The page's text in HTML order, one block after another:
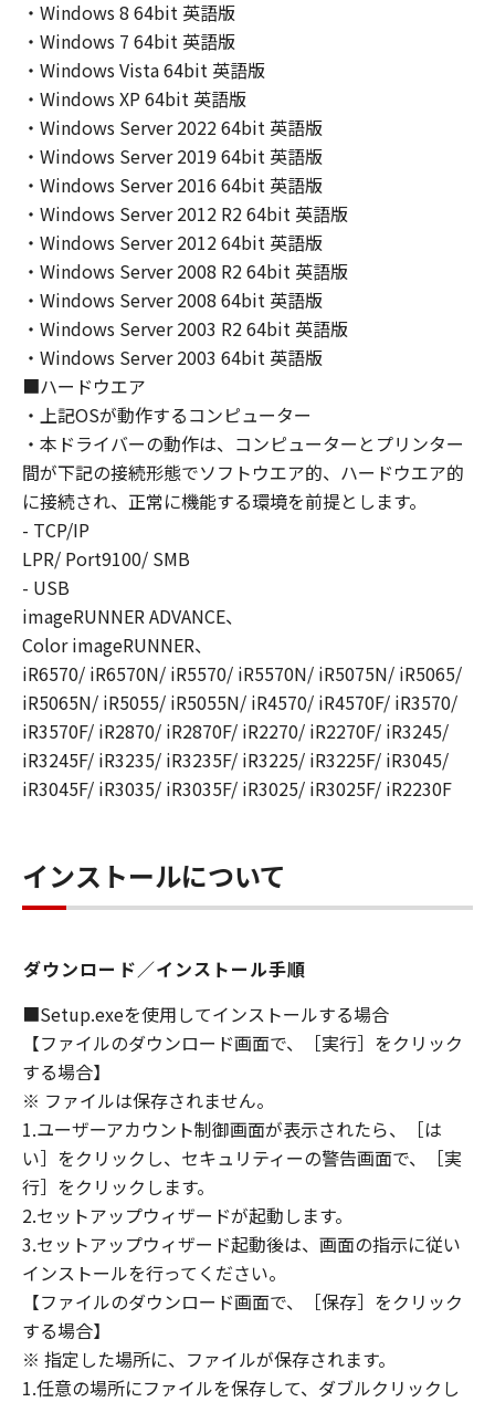
PERFORMANCE OF THE SOFTWARE IS WITH
YOU. SHOULD THE SOFTWARE PROVE
DEFECTIVE, YOU ASSUME THE ENTIRE COST
OF ALL NECESSARY SERVICING, REPAIR OR
CORRECTION. SOME STATES OR LEGAL
JURISDICTIONS DO NOT ALLOW THE
EXCLUSION OF IMPLIED WARRANTIES, SO
THE ABOVE EXCLUSION MAY NOT APPLY TO
YOU.
THIS WARRANTY GIVES YOU SPECIFIC LEGAL
RIGHTS AND YOU MAY ALSO HAVE OTHER
RIGHTS WHICH VARY FROM STATE TO STATE
OR JURISDICTION TO JURISDICTION.
NEITHER CANON, CANON'S SUBSIDIARIES OR
AFFILIATES, THEIR DISTRIBUTORS, OR
DEALERS NOR CANON'S LICENSORS
WARRANT THAT THE FUNCTIONS
CONTAINED IN THE SOFTWARE WILL MEET
YOUR REQUIREMENTS OR THAT THE
OPERATION OF THE SOFTWARE WILL BE
UNINTERRUPTED OR ERROR FREE.
[NO LIABILITY FOR DAMAGES] IN NO EVENT
SHALL EITHER CANON, CANON'S
SUBSIDIARIES OR AFFILIATES, THEIR
DISTRIBUTORS DEALERS OR CANON'S
LICENSORS BE LIABLE FOR ANY DAMAGES
WHATSOEVER (INCLUDING WITHOUT
LIMITATION, LOSS OF BUSINESS PROFITS,
LOSS OF BUSINESS INFORMATION, LOSS OF
BUSINESS INTERRUPTION OR OTHER
THE SOFTWARE, USE THEREOF OR INABILITY
TO USE THE SOFTWARE EVEN IF EITHER
AFFILIATES, THEIR DISTRIBUTORS, DEALERS
OR CANON'S LICENSORS HAVE BEEN ADVISED
OF THE POSSIBILITY OF SUCH DAMAGES.
SOME STATES OR LEGAL JURISDICTIONS DO
NOT ALLOW THE LIMITATION OR EXCLUSION
OF LIABILITY FOR INCIDENTAL OR
CONSEQUENTIAL DAMAGES, OR PERSONAL
INJURY OR DEATH RESULTING FROM
NEGLIGENCE ON THE PART OF THE SELLER,
SO THE ABOVE LIMITATION OR EXCLUSION
MAY NOT APPLY TO YOU.
[RELEASE OF LIABILITY] TO THE FULL
EXTENT PERMITTED BY APPLICABLE LAW,
YOU HEREBY RELEASE CANON, CANON'S
SUBSIDIARIES AND AFFILIATES, THEIR
DISTRIBUTORS, DEALERS AND CANON'S
LICENSORS FROM ANY AND ALL LIABILITY
・Windows 8 64bit 英語版
・Windows 7 64bit 英語版
・Windows Vista 64bit 英語版
・Windows XP 64bit 英語版
・Windows Server 2022 64bit 英語版
・Windows Server 2019 64bit 英語版
・Windows Server 2016 64bit 英語版
・Windows Server 2012 R2 64bit 英語版
・Windows Server 2012 64bit 英語版
・Windows Server 2008 R2 64bit 英語版
・Windows Server 2008 64bit 英語版
・Windows Server 2003 R2 64bit 英語版
・Windows Server 2003 64bit 英語版
■ハードウエア
・上記OSが動作するコンピューター
・本ドライバーの動作は、コンピューターとプリンター
間が下記の接続形態でソフトウエア的、ハードウエア的
に接続され、正常に機能する環境を前提とします。
- TCP/IP
LPR/ Port9100/ SMB
- USB
imageRUNNER ADVANCE、
Color imageRUNNER、
iR6570/ iR6570N/ iR5570/ iR5570N/ iR5075N/ iR5065/
iR5065N/ iR5055/ iR5055N/ iR4570/ iR4570F/ iR3570/
iR3570F/ iR2870/ iR2870F/ iR2270/ iR2270F/ iR3245/
iR3245F/ iR3235/ iR3235F/ iR3225/ iR3225F/ iR3045/
iR3045F/ iR3035/ iR3035F/ iR3025/ iR3025F/ iR2230F
インストールについて
ダウンロード／インストール手順
■Setup.exeを使用してインストールする場合
【ファイルのダウンロード画面で、［実行］をクリック
する場合】
※ ファイルは保存されません。
1.ユーザーアカウント制御画面が表示されたら、［は
い］をクリックし、セキュリティーの警告画面で、［実
行］をクリックします。
2.セットアップウィザードが起動します。
3.セットアップウィザード起動後は、画面の指示に従い
インストールを行ってください。
【ファイルのダウンロード画面で、［保存］をクリック
する場合】
※ 指定した場所に、ファイルが保存されます。
1.任意の場所にファイルを保存して、ダブルクリックし